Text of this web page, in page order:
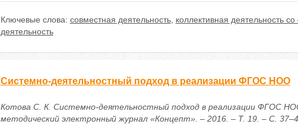
Ключевые слова: совместная деятельность, коллективная деятельность
деятельность
Системно-деятельностный подход в реализации ФГОС НОО
Котова С. К. Системно-деятельностный подход в реализации ФГОС
методический электронный журнал «Концепт». – 2016. – Т. 19. – С.